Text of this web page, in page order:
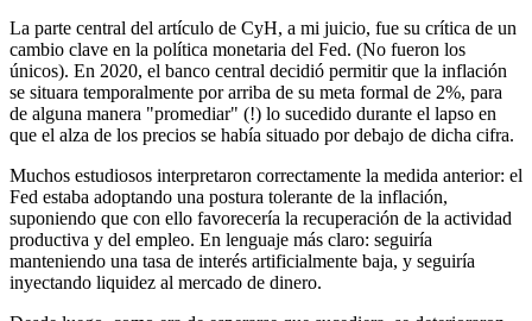
La parte central del artículo de CyH, a mi juicio, fue su crítica de un
cambio clave en la política monetaria del Fed. (No fueron los
únicos). En 2020, el banco central decidió permitir que la inflación
se situara temporalmente por arriba de su meta formal de 2%, para
de alguna manera "promediar" (!) lo sucedido durante el lapso en
que el alza de los precios se había situado por debajo de dicha cifra.
Muchos estudiosos interpretaron correctamente la medida anterior: el
Fed estaba adoptando una postura tolerante de la inflación,
suponiendo que con ello favorecería la recuperación de la actividad
productiva y del empleo. En lenguaje más claro: seguiría
manteniendo una tasa de interés artificialmente baja, y seguiría
inyectando liquidez al mercado de dinero.